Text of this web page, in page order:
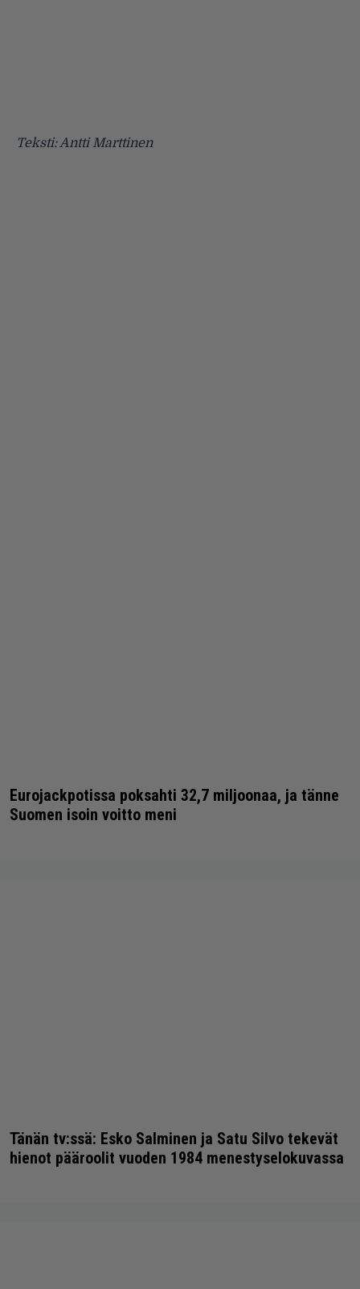
Teksti: Antti Marttinen
Eurojackpotissa poksahti 32,7 miljoonaa, ja tänne
Suomen isoin voitto meni
Tänän tv:ssä: Esko Salminen ja Satu Silvo tekevät
hienot pääroolit vuoden 1984 menestyselokuvassa